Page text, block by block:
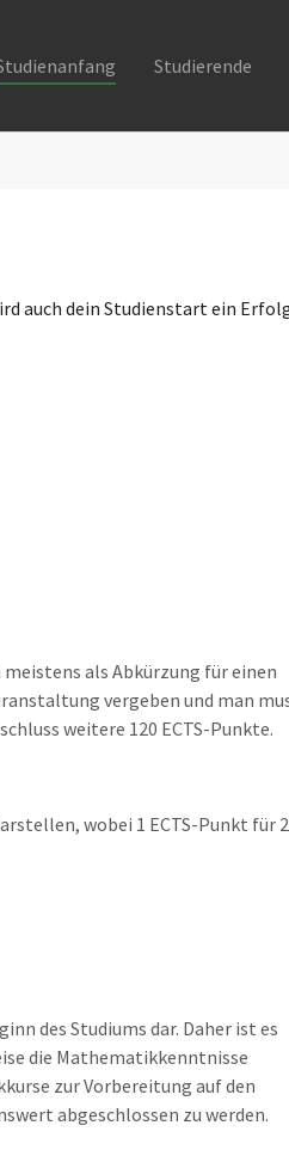
Studierende
auch dein Studienstart ein
meistens als Abkürzung für einen
vergeben und man
weitere 120 ECTS-Punkte.
wobei 1 ECTS-Punkt für
des Studiums dar. Daher ist es
die Mathematikkenntnisse
zur Vorbereitung auf den
abgeschlossen zu werden.